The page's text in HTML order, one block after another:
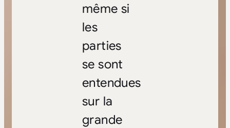
même si
les
parties
se sont
entendues
sur la
grande